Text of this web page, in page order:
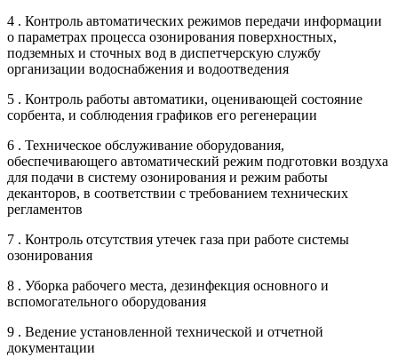
4 . Контроль автоматических режимов передачи информации
о параметрах процесса озонирования поверхностных,
подземных и сточных вод в диспетчерскую службу
организации водоснабжения и водоотведения
5 . Контроль работы автоматики, оценивающей состояние
сорбента, и соблюдения графиков его регенерации
6 . Техническое обслуживание оборудования,
обеспечивающего автоматический режим подготовки воздуха
для подачи в систему озонирования и режим работы
деканторов, в соответствии с требованием технических
регламентов
7 . Контроль отсутствия утечек газа при работе системы
озонирования
8 . Уборка рабочего места, дезинфекция основного и
вспомогательного оборудования
9 . Ведение установленной технической и отчетной
документации